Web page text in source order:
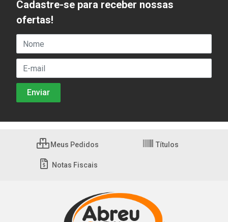
Cadastre-se para receber nossas
ofertas!
Meus Pedidos Títulos
Notas Fiscais